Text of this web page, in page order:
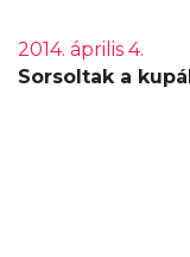
2014. április 4.
Sorsoltak a